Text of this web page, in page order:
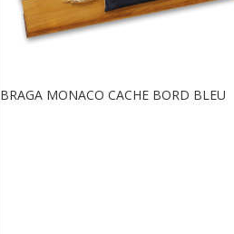
BRAGA MONACO CACHE BORD BLEU